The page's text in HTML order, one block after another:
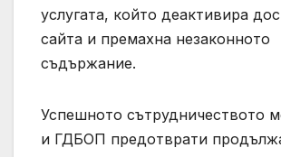
услугата, който деактивира
сайта и премахна незаконното
съдържание.
Успешното сътрудничеството
и ГДБОП предотврати